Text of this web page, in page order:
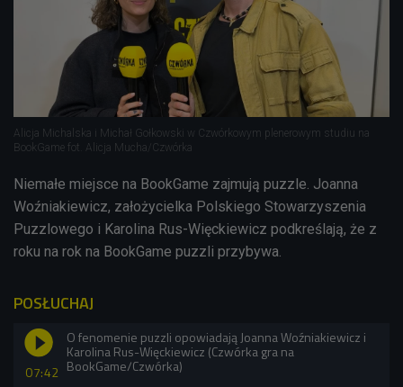
Alicja Michalska i Michał Gołkowski w Czwórkowym plenerowym studiu na
BookGame fot. Alicja Mucha/Czwórka
Niemałe miejsce na BookGame zajmują puzzle. Joanna
Woźniakiewicz, założycielka Polskiego Stowarzyszenia
Puzzlowego i Karolina Rus-Więckiewicz podkreślają, że z
roku na rok na BookGame puzzli przybywa.
POSŁUCHAJ
07:42
O fenomenie puzzli opowiadają Joanna Woźniakiewicz i
Karolina Rus-Więckiewicz (Czwórka gra na
BookGame/Czwórka)